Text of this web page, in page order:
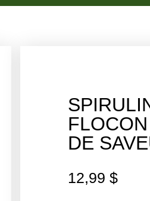
DE
12,99 $